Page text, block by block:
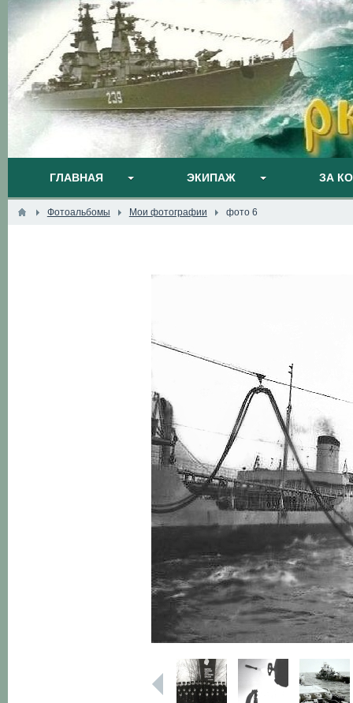
ГЛАВНАЯ ЭКИПАЖ ЗА
Фотоальбомы Мои фотографии фото 6